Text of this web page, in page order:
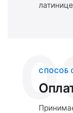
СПОСОБ